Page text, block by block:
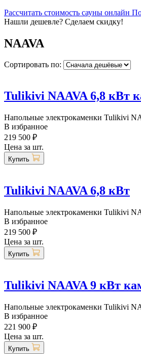
Рассчитать стоимость сауны онлайн
Нашли дешевле? Сделаем скидку!
NAAVA
Сортировать по:
Tulikivi NAAVA 6,8 кВт
Напольные электрокаменки Tulikivi
В избранное
219 500 ₽
Цена за шт.
Купить
Tulikivi NAAVA 6,8 кВт
Напольные электрокаменки Tulikivi
В избранное
219 500 ₽
Цена за шт.
Купить
Tulikivi NAAVA 9 кВт
Напольные электрокаменки Tulikivi
В избранное
221 900 ₽
Цена за шт.
Купить